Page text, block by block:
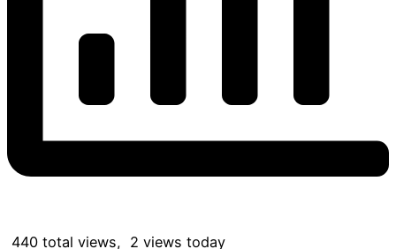
440 total views, 2 views today